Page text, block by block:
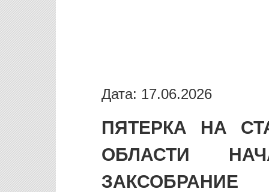
Дата: 17.06.2026
ПЯТЕРКА НА
ОБЛАСТИ
ЗАКСОБРАНИЕ